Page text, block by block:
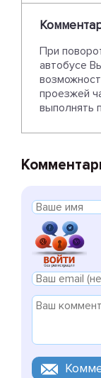
При
автобусе
проезжей
выполнять